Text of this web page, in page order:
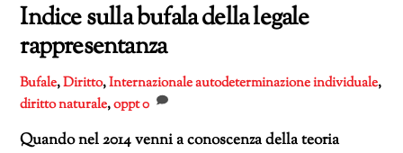
Indice sulla bufala della legale
rappresentanza
Bufale,Diritto,Internazionaleautodeterminazione individuale,
diritto naturale,oppt0
Quando nel 2014 venni a conoscenza della teoria